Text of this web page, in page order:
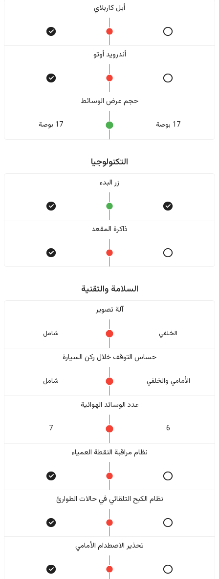
أبل كاربلاي
أندرويد أوتو
حجم عرض الوسائط
17 بوصة 17 بوصة
التكنولوجيا
زر البدء
ذاكرة المقعد
السلامة والتقنية
آلة تصوير
الخلفي شامل
حساس التوقف خلال ركن السيارة
الأمامي والخلفي شامل
عدد الوسائد الهوائية
6
7
نظام مراقبة النقطة العمياء
نظام الكبح التلقائي في حالات الطوارئ
تحذير الاصطدام الأمامي